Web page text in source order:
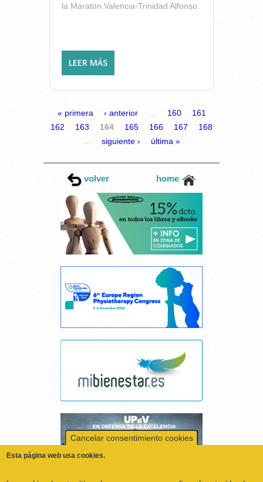
la Maratón Valencia-Trinidad Alfonso.
LEER MÁS
LOS ATLETAS DE LA
MARATÓN VALENCIA-
PÁGINAS
« primera ‹ anterior 160
161
162
163 164 165 166 167
168
siguiente › última »
volver home
Cancelar consentimiento cookies
Esta página web usa cookies.
Las cookies de este sitio web se usan para personalizar el contenido y los
anuncios, ofrecer funciones de redes sociales y analizar el tráfico.
Además, compartimos información sobre el uso que haga del sitio web
con nuestros partners de redes sociales, publicidad y análisis web,